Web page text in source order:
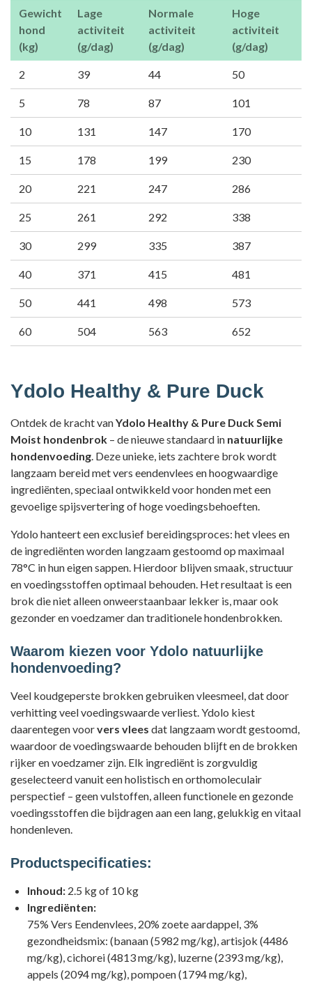
Gewicht
hond
(kg)
Lage
activiteit
(g/dag)
Normale
activiteit
(g/dag)
Hoge
activiteit
(g/dag)
2 39 44 50
5 78 87 101
10 131 147 170
15 178 199 230
20 221 247 286
25 261 292 338
30 299 335 387
40 371 415 481
50 441 498 573
60 504 563 652
Ydolo Healthy & Pure Duck
Ontdek de kracht vanYdolo Healthy & Pure Duck Semi
Moist hondenbrok – de nieuwe standaard in natuurlijke
hondenvoeding. Deze unieke, iets zachtere brok wordt
langzaam bereid met vers eendenvlees en hoogwaardige
ingrediënten, speciaal ontwikkeld voor honden met een
gevoelige spijsvertering of hoge voedingsbehoeften.
Ydolo hanteert een exclusief bereidingsproces: het vlees en
de ingrediënten worden langzaam gestoomd op maximaal
78°C in hun eigen sappen. Hierdoor blijven smaak, structuur
en voedingsstoffen optimaal behouden. Het resultaat is een
brok die niet alleen onweerstaanbaar lekker is, maar ook
gezonder en voedzamer dan traditionele hondenbrokken.
Waarom kiezen voor Ydolo natuurlijke
hondenvoeding?
Veel koudgeperste brokken gebruiken vleesmeel, dat door
verhitting veel voedingswaarde verliest. Ydolo kiest
daarentegen voorvers vlees dat langzaam wordt gestoomd,
waardoor de voedingswaarde behouden blijft en de brokken
rijker en voedzamer zijn. Elk ingrediënt is zorgvuldig
geselecteerd vanuit een holistisch en orthomoleculair
perspectief – geen vulstoffen, alleen functionele en gezonde
voedingsstoffen die bijdragen aan een lang, gelukkig en vitaal
hondenleven.
Productspecificaties:
Inhoud: 2.5 kg of 10 kg
Ingrediënten:
75% Vers Eendenvlees, 20% zoete aardappel, 3%
gezondheidsmix: (banaan (5982 mg/kg), artisjok (4486
mg/kg), cichorei (4813 mg/kg), luzerne (2393 mg/kg),
appels (2094 mg/kg), pompoen (1794 mg/kg),